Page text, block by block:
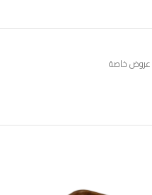
عروض خاصة